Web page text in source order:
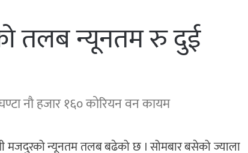
तलब न्यूनतम रु दुई
नौ हजार १६० कोरियन वन कायम
मजदुरको न्यूनतम तलब बढेको छ । सोमबार बसेको ज्याला